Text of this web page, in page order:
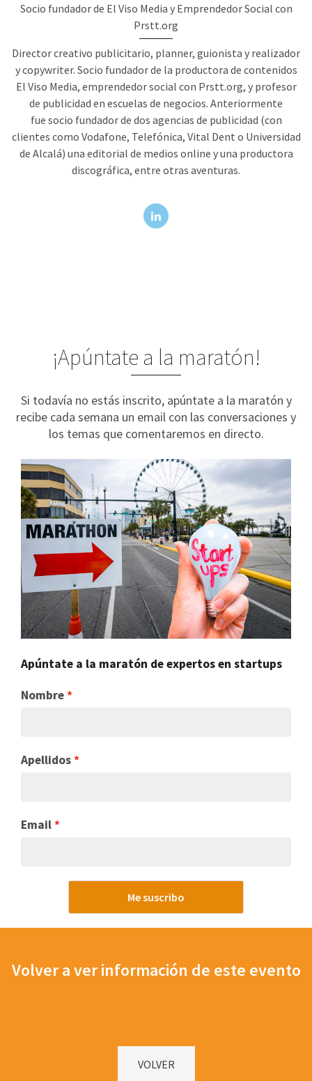
Socio fundador de El Viso Media y Emprendedor Social con
Prstt.org
Director creativo publicitario, planner, guionista y realizador
y copywriter. Socio fundador de la productora de contenidos
El Viso Media, emprendedor social con Prstt.org, y profesor
de publicidad en escuelas de negocios. Anteriormente
fue socio fundador de dos agencias de publicidad (con
clientes como Vodafone, Telefónica, Vital Dent o Universidad
de Alcalá) una editorial de medios online y una productora
discográfica, entre otras aventuras.
¡Apúntate a la maratón!
Si todavía no estás inscrito, apúntate a la maratón y
recibe cada semana un email con las conversaciones y
los temas que comentaremos en directo.
Apúntate a la maratón de expertos en startups
Nombre
Apellidos
Email
Me suscribo
Volver a ver información de este evento
VOLVER